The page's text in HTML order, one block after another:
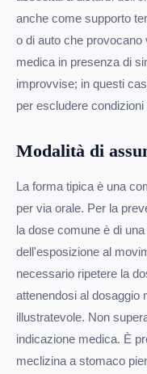
anche come supporto
o di auto che
medica in presenza di
improvvise; in questi
per escludere condizioni
Modalità di
La forma tipica è una
per via orale. Per la
la dose comune è di
dell'esposizione al
necessario ripetere la
attenendosi al dosaggio
illustratevole. Non
indicazione medica. È
meclizina a stomaco